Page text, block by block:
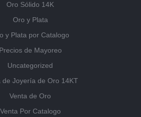
Oro Sólido 14K
Oro y Plata
y Plata por Catalogo
Precios de Mayoreo
Uncategorized
de Joyería de Oro 14KT
Venta de Oro
Venta Por Catalogo